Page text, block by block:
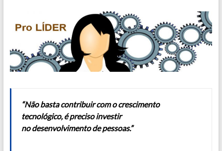
“Não basta contribuir com o crescimento
tecnológico, é preciso investir
no desenvolvimento de pessoas.”